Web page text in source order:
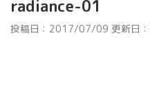
radiance-01
投稿日：2017/07/09 更新日：